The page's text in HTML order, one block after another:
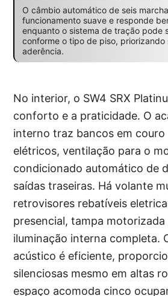
O câmbio automático de seis
funcionamento suave e responde
enquanto o sistema de tração pode
conforme o tipo de piso, priorizando
aderência.
No interior, o SW4 SRX
conforto e a praticidade. O
interno traz bancos em couro
elétricos, ventilação para o
condicionado automático de
saídas traseiras. Há volante
retrovisores rebatíveis
presencial, tampa
iluminação interna completa.
acústico é eficiente,
silenciosas mesmo em altas
espaço acomoda cinco